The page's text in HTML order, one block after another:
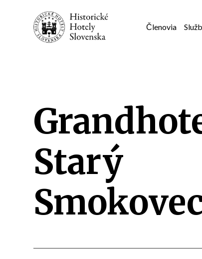
Členovia
Starý